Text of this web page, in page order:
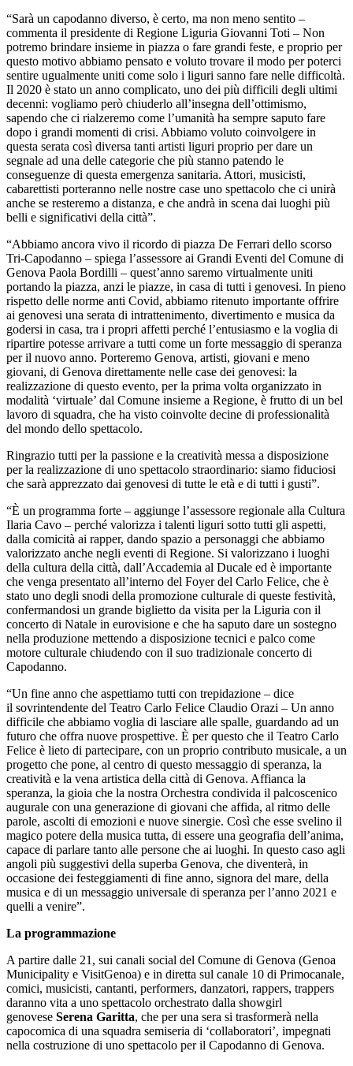
“Sarà un capodanno diverso, è certo, ma non meno sentito –
commenta il presidente di Regione Liguria Giovanni Toti – Non
potremo brindare insieme in piazza o fare grandi feste, e proprio per
questo motivo abbiamo pensato e voluto trovare il modo per poterci
sentire ugualmente uniti come solo i liguri sanno fare nelle difficoltà.
Il 2020 è stato un anno complicato, uno dei più difficili degli ultimi
decenni: vogliamo però chiuderlo all’insegna dell’ottimismo,
sapendo che ci rialzeremo come l’umanità ha sempre saputo fare
dopo i grandi momenti di crisi. Abbiamo voluto coinvolgere in
questa serata così diversa tanti artisti liguri proprio per dare un
segnale ad una delle categorie che più stanno patendo le
conseguenze di questa emergenza sanitaria. Attori, musicisti,
cabarettisti porteranno nelle nostre case uno spettacolo che ci unirà
anche se resteremo a distanza, e che andrà in scena dai luoghi più
belli e significativi della città”.
“Abbiamo ancora vivo il ricordo di piazza De Ferrari dello scorso
Tri-Capodanno – spiega l’assessore ai Grandi Eventi del Comune di
Genova Paola Bordilli – quest’anno saremo virtualmente uniti
portando la piazza, anzi le piazze, in casa di tutti i genovesi. In pieno
rispetto delle norme anti Covid, abbiamo ritenuto importante offrire
ai genovesi una serata di intrattenimento, divertimento e musica da
godersi in casa, tra i propri affetti perché l’entusiasmo e la voglia di
ripartire potesse arrivare a tutti come un forte messaggio di speranza
per il nuovo anno. Porteremo Genova, artisti, giovani e meno
giovani, di Genova direttamente nelle case dei genovesi: la
realizzazione di questo evento, per la prima volta organizzato in
modalità ‘virtuale’ dal Comune insieme a Regione, è frutto di un bel
lavoro di squadra, che ha visto coinvolte decine di professionalità
del mondo dello spettacolo.
Ringrazio tutti per la passione e la creatività messa a disposizione
per la realizzazione di uno spettacolo straordinario: siamo fiduciosi
che sarà apprezzato dai genovesi di tutte le età e di tutti i gusti”.
“È un programma forte – aggiunge l’assessore regionale alla Cultura
Ilaria Cavo – perché valorizza i talenti liguri sotto tutti gli aspetti,
dalla comicità ai rapper, dando spazio a personaggi che abbiamo
valorizzato anche negli eventi di Regione. Si valorizzano i luoghi
della cultura della città, dall’Accademia al Ducale ed è importante
che venga presentato all’interno del Foyer del Carlo Felice, che è
stato uno degli snodi della promozione culturale di queste festività,
confermandosi un grande biglietto da visita per la Liguria con il
concerto di Natale in eurovisione e che ha saputo dare un sostegno
nella produzione mettendo a disposizione tecnici e palco come
motore culturale chiudendo con il suo tradizionale concerto di
Capodanno.
“Un fine anno che aspettiamo tutti con trepidazione – dice
il sovrintendente del Teatro Carlo Felice Claudio Orazi – Un anno
difficile che abbiamo voglia di lasciare alle spalle, guardando ad un
futuro che offra nuove prospettive. È per questo che il Teatro Carlo
Felice è lieto di partecipare, con un proprio contributo musicale, a un
progetto che pone, al centro di questo messaggio di speranza, la
creatività e la vena artistica della città di Genova. Affianca la
speranza, la gioia che la nostra Orchestra condivida il palcoscenico
augurale con una generazione di giovani che affida, al ritmo delle
parole, ascolti di emozioni e nuove sinergie. Così che esse svelino il
magico potere della musica tutta, di essere una geografia dell’anima,
capace di parlare tanto alle persone che ai luoghi. In questo caso agli
angoli più suggestivi della superba Genova, che diventerà, in
occasione dei festeggiamenti di fine anno, signora del mare, della
musica e di un messaggio universale di speranza per l’anno 2021 e
quelli a venire”.
La programmazione
A partire dalle 21, sui canali social del Comune di Genova (Genoa
Municipality e VisitGenoa) e in diretta sul canale 10 di Primocanale,
comici, musicisti, cantanti, performers, danzatori, rappers, trappers
daranno vita a uno spettacolo orchestrato dalla showgirl
genovese Serena Garitta, che per una sera si trasformerà nella
capocomica di una squadra semiseria di ‘collaboratori’, impegnati
nella costruzione di uno spettacolo per il Capodanno di Genova.